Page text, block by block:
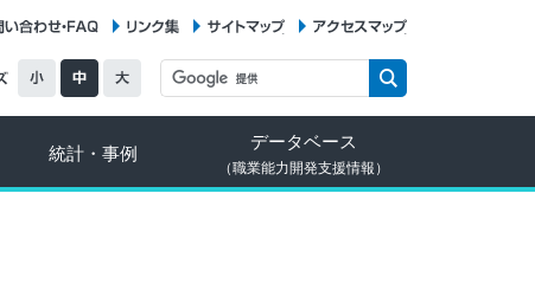
統計・事例
データベース
（職業能力開発支援情報）